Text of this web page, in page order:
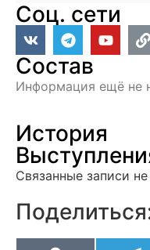
Соц. сети
Состав
Информация ещё не
История
Связанные записи